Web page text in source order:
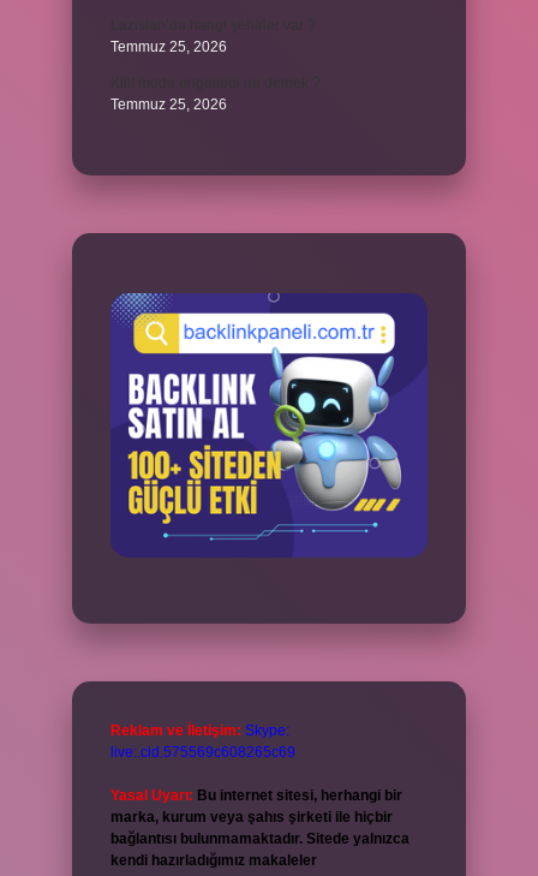
Temmuz 25, 2026
Temmuz 25, 2026
Reklam ve İletişim: Skype:
live:.cid.575569c608265c69
Yasal Uyarı: Bu internet sitesi, herhangi bir
marka, kurum veya şahıs şirketi ile hiçbir
bağlantısı bulunmamaktadır. Sitede yalnızca
kendi hazırladığımız makaleler